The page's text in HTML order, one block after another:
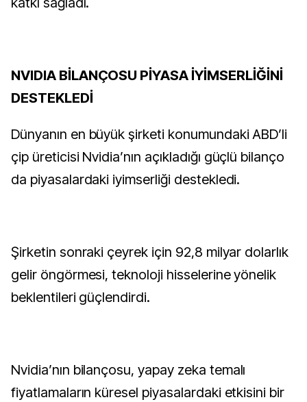
NVIDIA BİLANÇOSU PİYASA İYİMSERLİĞİNİ
DESTEKLEDİ
Dünyanın en büyük şirketi konumundaki ABD’li
çip üreticisi Nvidia’nın açıkladığı güçlü bilanço
da piyasalardaki iyimserliği destekledi.
Şirketin sonraki çeyrek için 92,8 milyar dolarlık
gelir öngörmesi, teknoloji hisselerine yönelik
beklentileri güçlendirdi.
Nvidia’nın bilançosu, yapay zeka temalı
fiyatlamaların küresel piyasalardaki etkisini bir